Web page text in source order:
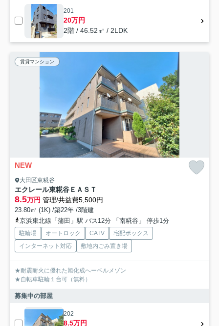
201
20万円
2階 / 46.52㎡ / 2LDK
賃貸マンション
NEW
大田区東糀谷
エクレール東糀谷ＥＡＳＴ
8.5万円 管理/共益費5,500円
23.80㎡ (1K) /築22年 /3階建
京浜東北線「蒲田」駅 バス12分 「南糀谷」 停歩1分
駐輪場 オートロック CATV
宅配ボックス
インターネット対応
敷地内ごみ置き場
★耐震耐火に優れた旭化成へーベルメゾン
★自転車駐輪１台可（無料）
募集中の部屋
202
8.5万円